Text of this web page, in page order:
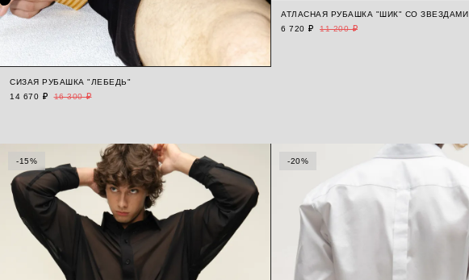
СИЗАЯ РУБАШКА "ЛЕБЕДЬ"
14 670 ₽
16 300 ₽
АТЛАСНАЯ РУБАШКА "ШИК" СО ЗВЕЗДАМИ
6 720 ₽
11 200 ₽
-15% -20%